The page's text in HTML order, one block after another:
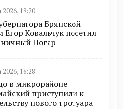
2026, 19:20
Брянской
Егор Ковальчук посетил
Погар
2026, 16:28
в микрорайоне
приступили к
нового тротуара